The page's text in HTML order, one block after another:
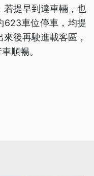
若提早到達車輛，也
623車位停車，均提
後再駛進載客區，
順暢。